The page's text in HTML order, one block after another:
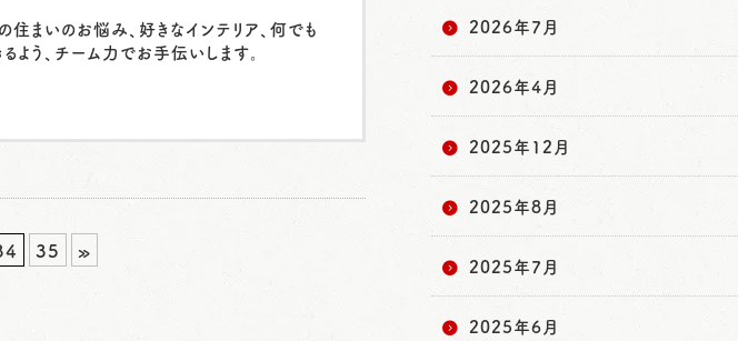
まいのお悩み、好きなインテリア、何でも
う、チーム力でお手伝いします。
35 »
2026年7月
2026年4月
2025年12月
2025年8月
2025年7月
2025年6月